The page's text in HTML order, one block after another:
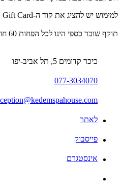
למימוש יש להציג את קוד ה-Gift Card באמצעות SMS/מייל/דף מודפס. לפרטים נוספים: 077-3034070
תוקף שובר כספי הינו לכל הפחות 60 חודשים ממועד הפקתו. תוקף שובר לרכישת מוצר או שירות מסויים יהיה לכל הפחות 24 חודשים ממועד הפקתו
כיכר קדומים 5, תל אביב-יפו
077-3034070
לאתר
פייסבוק
אינסטגרם